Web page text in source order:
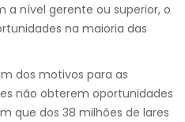
a nível gerente ou superior, o
na maioria das
dos motivos para as
não obterem oportunidades
que dos 38 milhões de lares